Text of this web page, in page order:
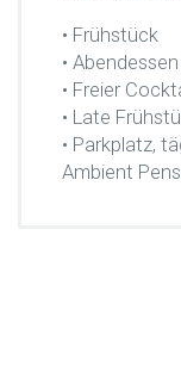
• Frühstück
•
• Freier
• Late
• Parkplatz,
Ambient